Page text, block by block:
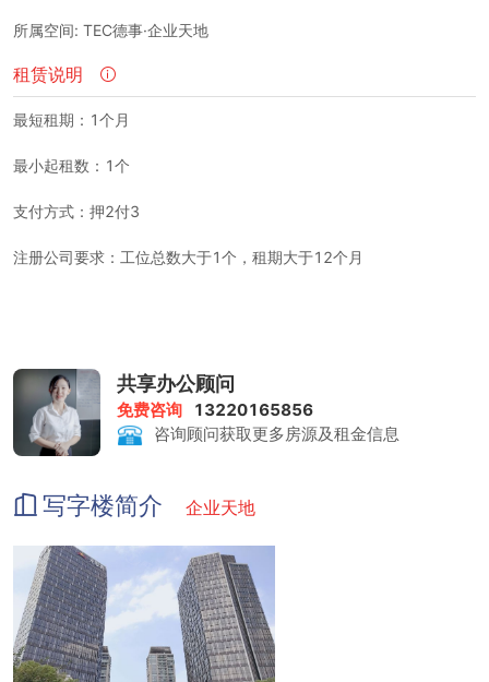
所属空间: TEC德事·企业天地
租赁说明
最短租期：1个月
最小起租数：1个
支付方式：押2付3
注册公司要求：工位总数大于1个，租期大于12个月
打印复印：1元/张
会议室：200-400元/小时
共享办公顾问
免费咨询
13220165856
咨询顾问获取更多房源及租金信息
写字楼简介 企业天地